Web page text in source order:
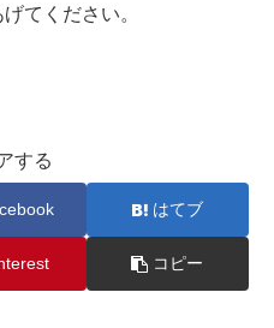
てください。
する
はてブ
コピー